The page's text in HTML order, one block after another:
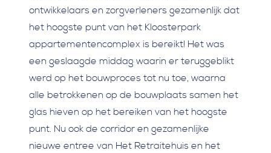
ontwikkelaars en zorgverleners gezamenlijk dat
het hoogste punt van het Kloosterpark
appartementencomplex is bereikt! Het was
een geslaagde middag waarin er teruggeblikt
werd op het bouwproces tot nu toe, waarna
alle betrokkenen op de bouwplaats samen het
glas hieven op het bereiken van het hoogste
punt. Nu ook de corridor en gezamenlijke
nieuwe entree van Het Retraitehuis en het